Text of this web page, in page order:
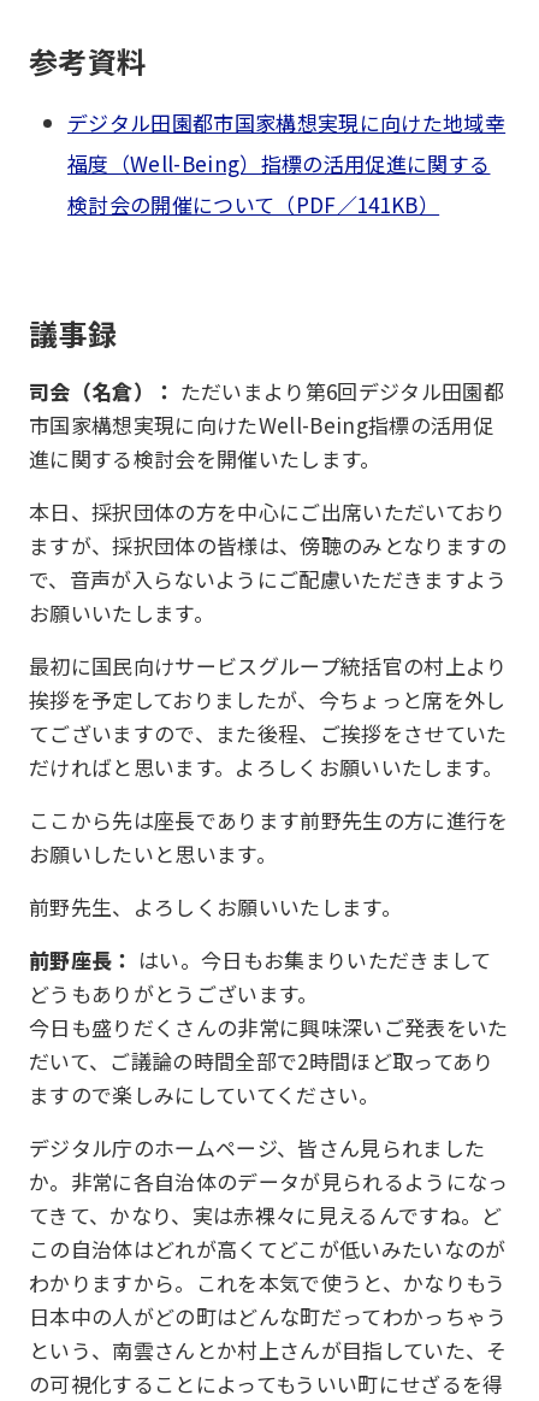
参考資料
デジタル田園都市国家構想実現に向けた地域幸
福度（Well-Being）指標の活用促進に関する
検討会の開催について（PDF／141KB）
議事録
司会（名倉）： ただいまより第6回デジタル田園都
市国家構想実現に向けたWell-Being指標の活用促
進に関する検討会を開催いたします。
本日、採択団体の方を中心にご出席いただいており
ますが、採択団体の皆様は、傍聴のみとなりますの
で、音声が入らないようにご配慮いただきますよう
お願いいたします。
最初に国民向けサービスグループ統括官の村上より
挨拶を予定しておりましたが、今ちょっと席を外し
てございますので、また後程、ご挨拶をさせていた
だければと思います。よろしくお願いいたします。
ここから先は座長であります前野先生の方に進行を
お願いしたいと思います。
前野先生、よろしくお願いいたします。
前野座長： はい。今日もお集まりいただきまして
どうもありがとうございます。
今日も盛りだくさんの非常に興味深いご発表をいた
だいて、ご議論の時間全部で2時間ほど取ってあり
ますので楽しみにしていてください。
デジタル庁のホームページ、皆さん見られました
か。非常に各自治体のデータが見られるようになっ
てきて、かなり、実は赤裸々に見えるんですね。ど
この自治体はどれが高くてどこが低いみたいなのが
わかりますから。これを本気で使うと、かなりもう
日本中の人がどの町はどんな町だってわかっちゃう
という、南雲さんとか村上さんが目指していた、そ
の可視化することによってもういい町にせざるを得